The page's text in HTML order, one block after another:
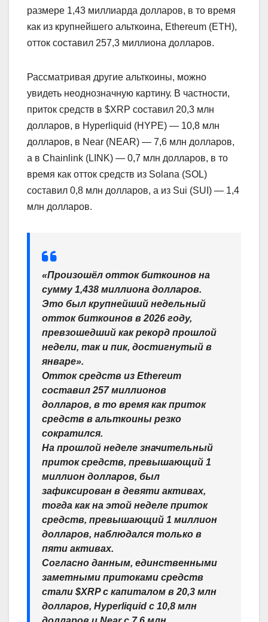
размере 1,43 миллиарда долларов, в то время
как из крупнейшего альткоина, Ethereum (ETH),
отток составил 257,3 миллиона долларов.
Рассматривая другие альткоины, можно
увидеть неоднозначную картину. В частности,
приток средств в $XRP составил 20,3 млн
долларов, в Hyperliquid (HYPE) — 10,8 млн
долларов, в Near (NEAR) — 7,6 млн долларов,
а в Chainlink (LINK) — 0,7 млн долларов, в то
время как отток средств из Solana (SOL)
составил 0,8 млн долларов, а из Sui (SUI) — 1,4
млн долларов.
«Произошёл отток биткоинов на
сумму 1,438 миллиона долларов.
Это был крупнейший недельный
отток биткоинов в 2026 году,
превзошедший как рекорд прошлой
недели, так и пик, достигнутый в
январе».
Отток средств из Ethereum
составил 257 миллионов
долларов, в то время как приток
средств в альткоины резко
сократился.
На прошлой неделе значительный
приток средств, превышающий 1
миллион долларов, был
зафиксирован в девяти активах,
тогда как на этой неделе приток
средств, превышающий 1 миллион
долларов, наблюдался только в
пяти активах.
Согласно данным, единственными
заметными притоками средств
стали $XRP с капиталом в 20,3 млн
долларов, Hyperliquid с 10,8 млн